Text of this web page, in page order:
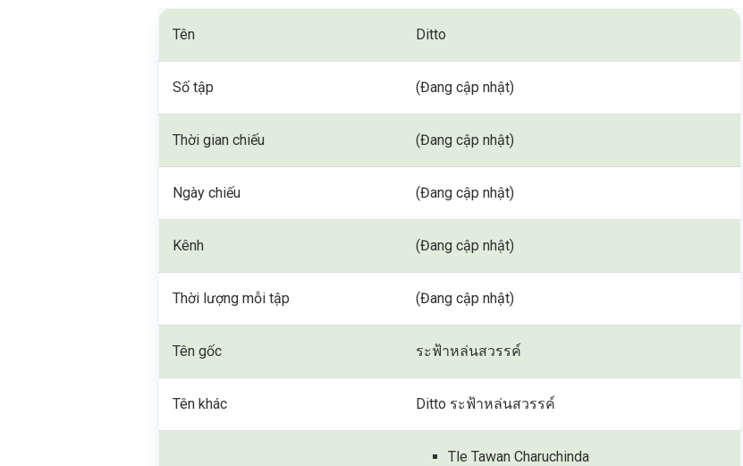
Tên Ditto
Số tập (Đang cập nhật)
Thời gian chiếu (Đang cập nhật)
Ngày chiếu (Đang cập nhật)
Kênh (Đang cập nhật)
Thời lượng mỗi tập (Đang cập nhật)
Tên gốc ระฟ้าหล่นสวรรค์
Tên khác Ditto ระฟ้าหล่นสวรรค์
Tle Tawan Charuchinda